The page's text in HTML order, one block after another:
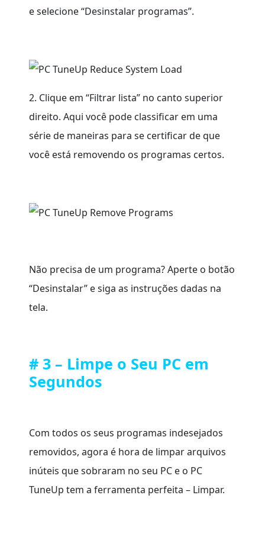
e selecione “Desinstalar programas”.
2. Clique em “Filtrar lista” no canto superior
direito. Aqui você pode classificar em uma
série de maneiras para se certificar de que
você está removendo os programas certos.
Não precisa de um programa? Aperte o botão
“Desinstalar” e siga as instruções dadas na
tela.
# 3 – Limpe o Seu PC em
Segundos
Com todos os seus programas indesejados
removidos, agora é hora de limpar arquivos
inúteis que sobraram no seu PC e o PC
TuneUp tem a ferramenta perfeita – Limpar.